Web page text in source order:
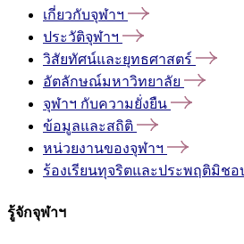
เกี่ยวกับจุฬาฯ
ประวัติจุฬาฯ
วิสัยทัศน์และยุทธศาสตร์
อัตลักษณ์มหาวิทยาลัย
จุฬาฯ กับความยั่งยืน
ข้อมูลและสถิติ
หน่วยงานของจุฬาฯ
ร้องเรียนทุจริตและประพฤติมิชอ
รู้จักจุฬาฯ